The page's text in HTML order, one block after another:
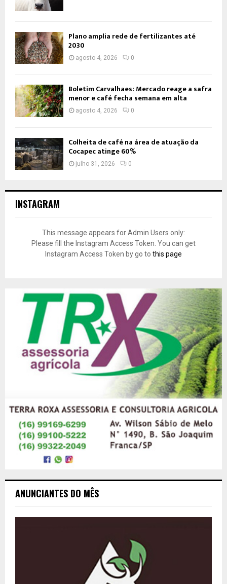
Plano amplia rede de fertilizantes até
2030
agosto 4, 2026 0
Boletim Carvalhaes: Mercado reage a safra
menor e café fecha semana em alta
agosto 4, 2026 0
Colheita de café na área de atuação da
Cocapec atinge 60%
julho 31, 2026 0
INSTAGRAM
This message appears for Admin Users only:
Please fill the Instagram Access Token. You can get
Instagram Access Token by go to this page
ANUNCIANTES DO MÊS